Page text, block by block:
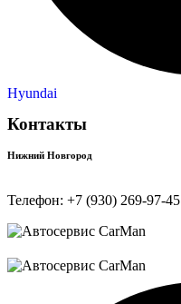
Hyundai
Контакты
Нижний Новгород
Телефон: +7 (930) 269-97-45